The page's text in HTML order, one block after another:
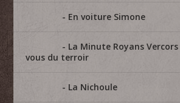
En voiture Simone
La Minute Royans
vous du terroir
La Nichoule